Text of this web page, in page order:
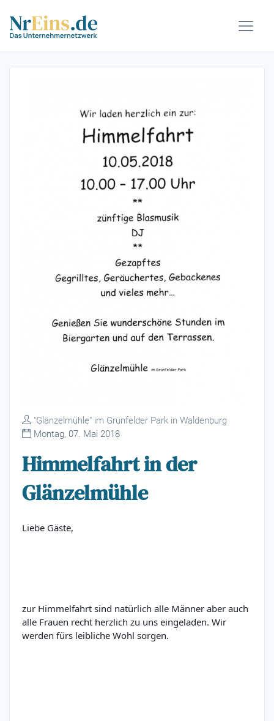
"Glänzelmühle" im Grünfelder Park in Waldenburg
Montag, 07. Mai 2018
Himmelfahrt in der
Glänzelmühle
Liebe Gäste,
zur Himmelfahrt sind natürlich alle Männer aber auch
alle Frauen recht herzlich zu uns eingeladen. Wir
werden fürs leibliche Wohl sorgen.